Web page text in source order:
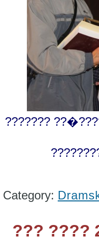
???????
Category:
??? ????